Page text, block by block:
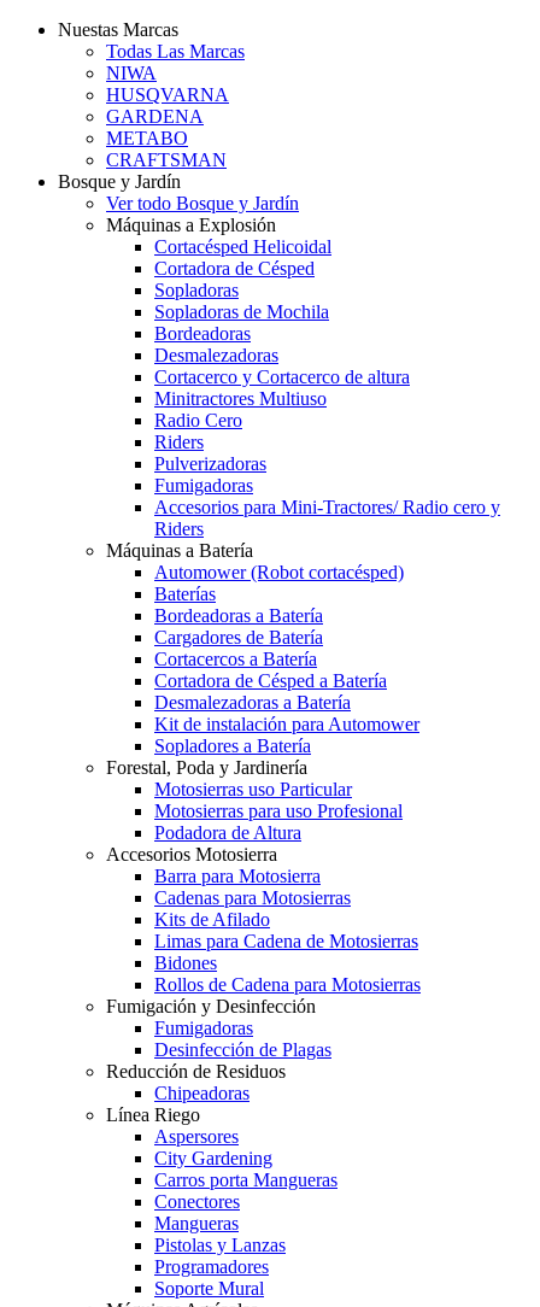
Nuestas Marcas
Todas Las Marcas
NIWA
HUSQVARNA
GARDENA
METABO
CRAFTSMAN
Bosque y Jardín
Ver todo Bosque y Jardín
Máquinas a Explosión
Cortacésped Helicoidal
Cortadora de Césped
Sopladoras
Sopladoras de Mochila
Bordeadoras
Desmalezadoras
Cortacerco y Cortacerco de altura
Minitractores Multiuso
Radio Cero
Riders
Pulverizadoras
Fumigadoras
Accesorios para Mini-Tractores/ Radio cero y
Riders
Máquinas a Batería
Automower (Robot cortacésped)
Baterías
Bordeadoras a Batería
Cargadores de Batería
Cortacercos a Batería
Cortadora de Césped a Batería
Desmalezadoras a Batería
Kit de instalación para Automower
Sopladores a Batería
Forestal, Poda y Jardinería
Motosierras uso Particular
Motosierras para uso Profesional
Podadora de Altura
Accesorios Motosierra
Barra para Motosierra
Cadenas para Motosierras
Kits de Afilado
Limas para Cadena de Motosierras
Bidones
Rollos de Cadena para Motosierras
Fumigación y Desinfección
Fumigadoras
Desinfección de Plagas
Reducción de Residuos
Chipeadoras
Línea Riego
Aspersores
City Gardening
Carros porta Mangueras
Conectores
Mangueras
Pistolas y Lanzas
Programadores
Soporte Mural